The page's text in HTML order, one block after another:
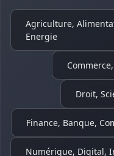
Agriculture,
Energie
Droit,
Finance, Banque,
Numérique, Digital,